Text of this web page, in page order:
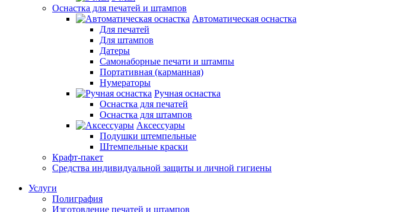
Оснастка для печатей и штампов
Автоматическая оснастка
Для печатей
Для штампов
Датеры
Самонаборные печати и штампы
Портативная (карманная)
Нумераторы
Ручная оснастка
Оснастка для печатей
Оснастка для штампов
Аксессуары
Подушки штемпельные
Штемпельные краски
Крафт-пакет
Средства индивидуальной защиты и личной гигиены
Услуги
Полиграфия
Изготовление печатей и штампов